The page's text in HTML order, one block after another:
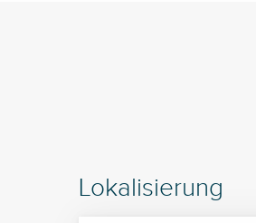
Lokalisierung